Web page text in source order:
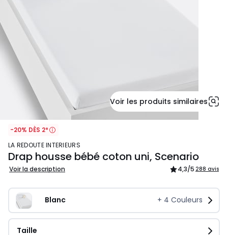
Voir les produits similaires
-20% DÈS 2*
LA REDOUTE INTERIEURS
Drap housse bébé coton uni, Scenario
Voir la description 4,3/5 288 avis
Blanc + 4 Couleurs
Taille